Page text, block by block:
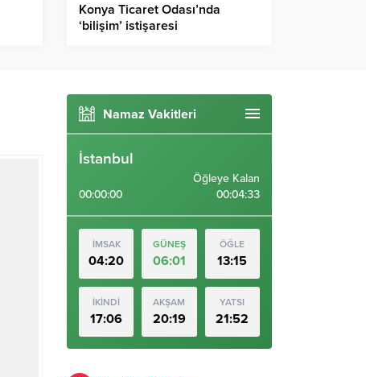
Konya Ticaret Odası’nda
‘bilişim’ istişaresi
Namaz Vakitleri
İstanbul
00:00:00
Öğleye Kalan
00:04:33
İMSAK
04:20
GÜNEŞ
06:01
ÖĞLE
13:15
İKİNDİ
17:06
AKŞAM
20:19
YATSI
21:52